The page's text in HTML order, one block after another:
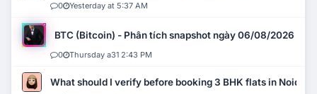
0 Yesterday at 5:37 AM
BTC (Bitcoin) - Phân tích snapshot ngày 06/08/2026
0 Thursday a31 2:43 PM
What should I verify before booking 3 BHK flats in Noida?